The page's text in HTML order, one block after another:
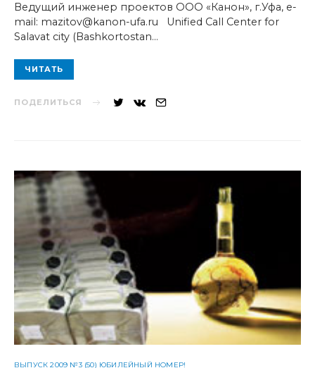
Ведущий инженер проектов ООО «Канон», г.Уфа, e-
mail: mazitov@kanon-ufa.ru Unified Call Center for
Salavat city (Bashkortostan…
ЧИТАТЬ
ПОДЕЛИТЬСЯ
ВЫПУСК 2009 №3 (50) ЮБИЛЕЙНЫЙ НОМЕР!